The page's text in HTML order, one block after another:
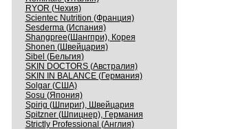
RYOR (Чехия)
Scientec Nutrition (Франция)
Sesderma (Испания)
Shangpree(Шангпри), Корея
Shonen (Швейцария)
Sibel (Бельгия)
SKIN DOCTORS (Австралия)
SKIN IN BALANCE (Германия)
Solgar (США)
Sosu (Япония)
Spirig (Шпириг), Швейцария
Spitzner (Шпицнер), Германия
Strictly Professional (Англия)